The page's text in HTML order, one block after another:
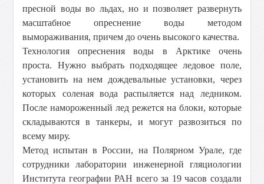
пресной воды во льдах, но и позволяет развернуть
масштабное опреснение воды методом
вымораживания, причем до очень высокого качества.
Технология опреснения воды в Арктике очень
проста. Нужно выбрать подходящее ледовое поле,
установить на нем дождевальные установки, через
которых соленая вода распыляется над ледником.
После намороженный лед режется на блоки, которые
складываются в танкеры, и могут развозиться по
всему миру.
Метод испытан в России, на Полярном Урале, где
сотрудники лаборатории инженерной гляциологии
Института географии РАН всего за 19 часов создали